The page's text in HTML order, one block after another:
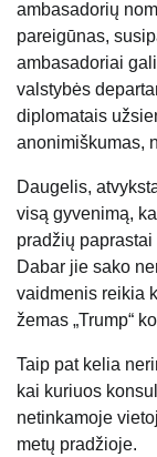
ambasadorių
pareigūnas,
ambasadoriai
valstybės
diplomatais
anonimiškumas,
Daugelis,
visą gyvenimą,
pradžių
Dabar jie sako
vaidmenis reikia
žemas „Trump“
Taip pat kelia
kai kuriuos
netinkamoje
metų pradžioje.